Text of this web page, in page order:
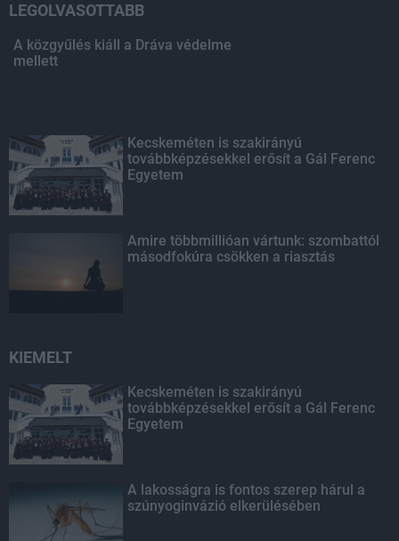
LEGOLVASOTTABB
A közgyűlés kiáll a Dráva védelme
mellett
Kecskeméten is szakirányú
továbbképzésekkel erősít a Gál Ferenc
Egyetem
Amire többmillióan vártunk: szombattól
másodfokúra csökken a riasztás
KIEMELT
Kecskeméten is szakirányú
továbbképzésekkel erősít a Gál Ferenc
Egyetem
A lakosságra is fontos szerep hárul a
szúnyoginvázió elkerülésében